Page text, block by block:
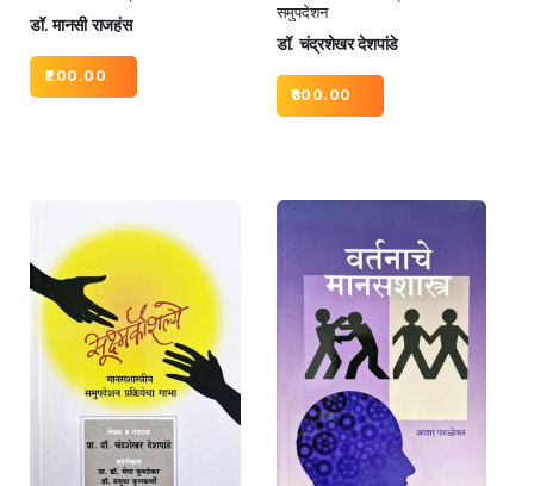
डॉ. मानसी राजहंस
200.00
समुपदेशन
डॉ. चंद्रशेखर देशपांडे
300.00